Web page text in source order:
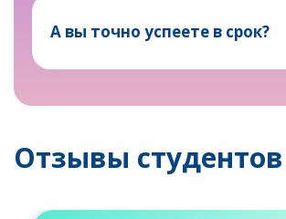
А вы точно успеете в срок?
Отзывы студентов